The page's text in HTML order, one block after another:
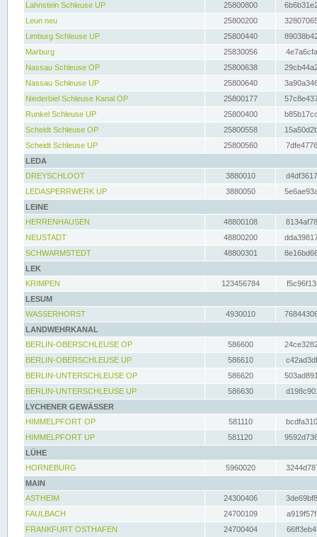
Lahnstein Schleuse UP
25800800
Leun neu
25800200
Limburg Schleuse UP
25800440
Marburg
25830056
Nassau Schleuse OP
25800638
Nassau Schleuse UP
25800640
Niederbiel Schleuse Kanal OP
25800177
Runkel Schleuse UP
25800400
Scheidt Schleuse OP
25800558
Scheidt Schleuse UP
25800560
LEDA
DREYSCHLOOT
3880010
LEDASPERRWERK UP
3880050
LEINE
HERRENHAUSEN
48800108
NEUSTADT
48800200
SCHWARMSTEDT
48800301
LEK
KRIMPEN
123456784
LESUM
WASSERHORST
4930010
LANDWEHRKANAL
BERLIN-OBERSCHLEUSE OP
586600
BERLIN-OBERSCHLEUSE UP
586610
BERLIN-UNTERSCHLEUSE OP
586620
BERLIN-UNTERSCHLEUSE UP
586630
LYCHENER GEWÄSSER
HIMMELPFORT OP
581110
HIMMELPFORT UP
581120
LÜHE
HORNEBURG
5960020
MAIN
ASTHEIM
24300406
FAULBACH
24700109
FRANKFURT OSTHAFEN
24700404